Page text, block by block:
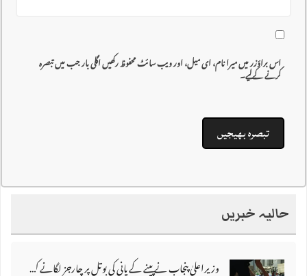
اس براؤزر میں میرا نام، ای میل، اور ویب سائٹ محفوظ رکھیں اگلی بار جب میں تبصرہ
کرنے کےلیے۔
حالیہ خبریں